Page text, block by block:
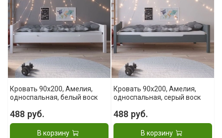
Кровать 90x200, Амелия,
односпальная, белый воск
488 руб.
В корзину
Кровать 90x200, Амелия,
односпальная, серый воск
488 руб.
В корзину